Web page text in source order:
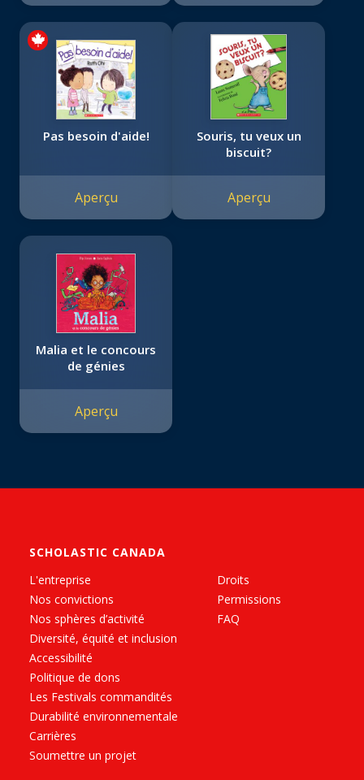
Pas besoin d'aide!
Aperçu
Souris, tu veux un
biscuit?
Aperçu
Malia et le concours
de génies
Aperçu
SCHOLASTIC CANADA
L'entreprise
Nos convictions
Nos sphères d’activité
Diversité, équité et inclusion
Accessibilité
Politique de dons
Les Festivals commandités
Durabilité environnementale
Carrières
Soumettre un projet
Droits
Permissions
FAQ